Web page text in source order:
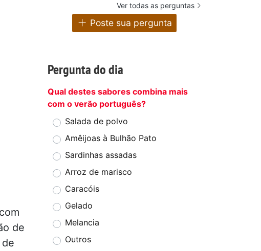
de
Ver todas as perguntas
Poste sua pergunta
Pergunta do dia
Qual destes sabores combina mais
com o verão português?
Salada de polvo
Amêijoas à Bulhão Pato
Sardinhas assadas
Arroz de marisco
Caracóis
Gelado
Melancia
Outros